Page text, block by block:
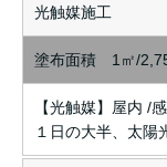
光触媒施工
塗布面積 1㎡/
【光触媒】屋内 /
１日の大半、太陽